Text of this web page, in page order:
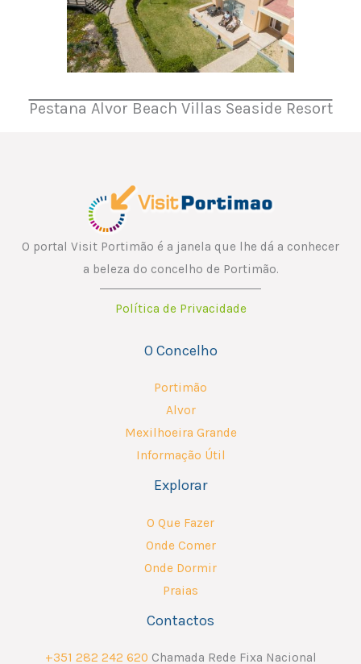
Pestana Alvor Beach Villas Seaside Resort
O portal Visit Portimão é a janela que lhe dá a conhecer
a beleza do concelho de Portimão.
Política de Privacidade
O Concelho
Portimão
Alvor
Mexilhoeira Grande
Informação Útil
Explorar
O Que Fazer
Onde Comer
Onde Dormir
Praias
Contactos
+351 282 242 620 Chamada Rede Fixa Nacional